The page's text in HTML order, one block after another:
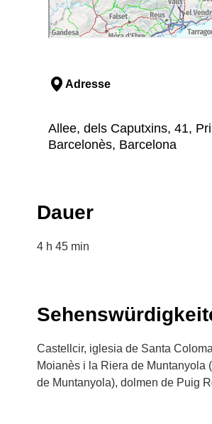
Adresse
Allee, dels Caputxins, 41,
Barcelonès, Barcelona
Dauer
4 h 45 min
Castellcir, iglesia de Santa
Moianès i la Riera de
de Muntanyola), dolmen de Puig